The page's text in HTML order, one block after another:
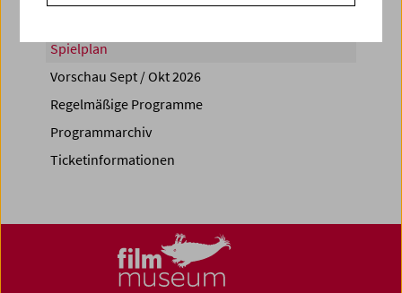
Spielplan
Vorschau Sept / Okt 2026
Regelmäßige Programme
Programmarchiv
Ticketinformationen